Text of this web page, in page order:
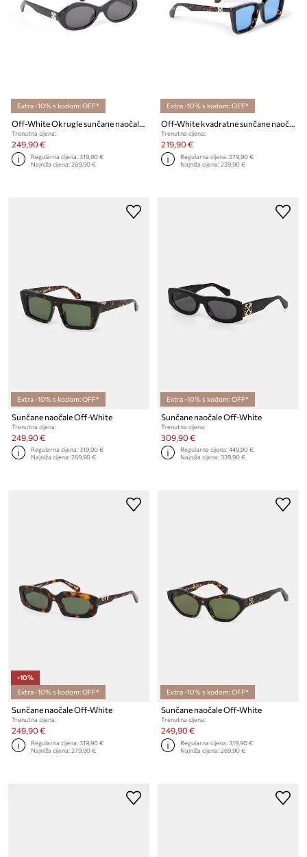
Extra -10% s kodom: OFF*
Off-White Okrugle sunčane naočale
Trenutna cijena:
249,90 €
Regularna cijena:319,90 €
Najniža cijena:269,90 €
Extra -10% s kodom: OFF*
Off-White kvadratne sunčane naočale
Trenutna cijena:
219,90 €
Regularna cijena:279,90 €
Najniža cijena:239,90 €
Extra -10% s kodom: OFF*
Sunčane naočale Off-White
Trenutna cijena:
249,90 €
Regularna cijena:319,90 €
Najniža cijena:269,90 €
Extra -10% s kodom: OFF*
Sunčane naočale Off-White
Trenutna cijena:
309,90 €
Regularna cijena:449,90 €
Najniža cijena:339,90 €
-10%
Extra -10% s kodom: OFF*
Sunčane naočale Off-White
Trenutna cijena:
249,90 €
Regularna cijena:319,90 €
Najniža cijena:279,90 €
Extra -10% s kodom: OFF*
Sunčane naočale Off-White
Trenutna cijena:
249,90 €
Regularna cijena:319,90 €
Najniža cijena:269,90 €